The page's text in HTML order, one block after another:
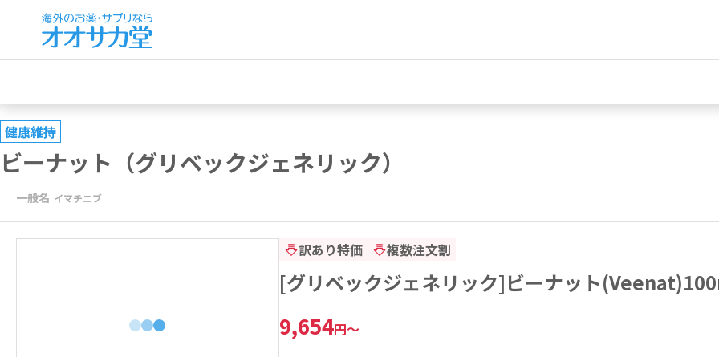
健康維持
ビーナット（グリベックジェネリック）
一般名 イマチニブ
訳あり特価 複数注文割
[グリベックジェネリック]ビーナット
9,654円～